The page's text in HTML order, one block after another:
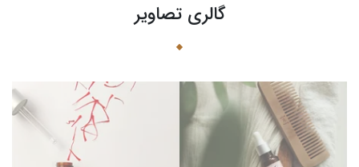
گالری تصاویر